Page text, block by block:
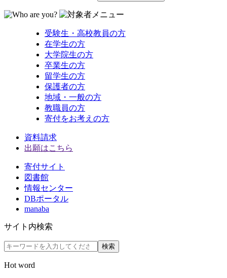
受験生・高校教員の方
在学生の方
大学院生の方
卒業生の方
留学生の方
保護者の方
地域・一般の方
教職員の方
寄付をお考えの方
資料請求
出願はこちら
寄付サイト
図書館
情報センター
DBポータル
manaba
サイト内検索
検索
Hot word